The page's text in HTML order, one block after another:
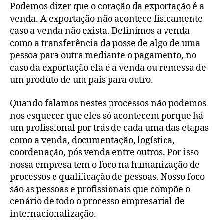
Podemos dizer que o coração da exportação é a
venda. A exportação não acontece fisicamente
caso a venda não exista. Definimos a venda
como a transferência da posse de algo de uma
pessoa para outra mediante o pagamento, no
caso da exportação ela é a venda ou remessa de
um produto de um país para outro.
Quando falamos nestes processos não podemos
nos esquecer que eles só acontecem porque há
um profissional por trás de cada uma das etapas
como a venda, documentação, logística,
coordenação, pós venda entre outros. Por isso
nossa empresa tem o foco na humanização de
processos e qualificação de pessoas. Nosso foco
são as pessoas e profissionais que compõe o
cenário de todo o processo empresarial de
internacionalização.